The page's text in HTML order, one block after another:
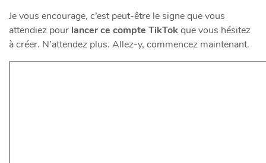
Je vous encourage, c’est peut-être le signe que vous
attendiez pour lancer ce compte TikTokque vous hésitez
à créer. N’attendez plus. Allez-y, commencez maintenant.